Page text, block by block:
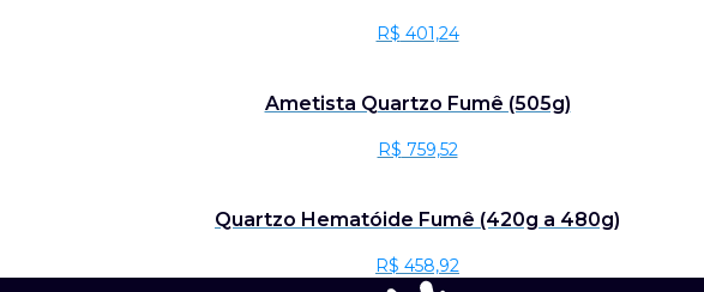
R$ 401,24
Ametista Quartzo Fumê (505g)
R$ 759,52
Quartzo Hematóide Fumê (420g a 480g)
R$ 458,92